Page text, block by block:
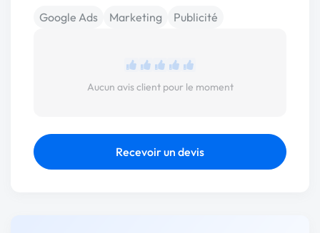
Google Ads Marketing Publicité
Aucun avis client pour le moment
Recevoir un devis